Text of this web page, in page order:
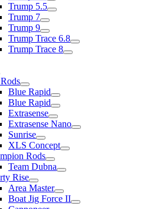
Trump 5.5
Trump 7
Trump 9
Trump Trace 6.8
Trump Trace 8
Blue Rapid
Blue Rapid
Extrasense
Extrasense Nano
Sunrise
XLS Concept
Rods
Team Dubna
Rise
Area Master
Boat Jig Force II